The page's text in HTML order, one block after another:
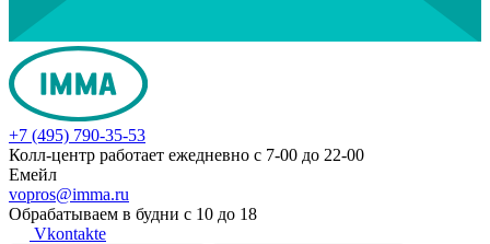
+7 (495) 790-35-53
Колл-центр работает ежедневно с 7-00 до 22-00
Емейл
vopros@imma.ru
Обрабатываем в будни с 10 до 18
Vkontakte